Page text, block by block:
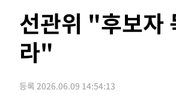
4시간 전 > [속보]뉴욕증시 상승 마감
-26175초 전 >
-25445초 전 >
-24196초 전 >온열질환 사망자 3명 늘어…누
선관위 "후보자
라"
등록 2026.06.09 14:54:13